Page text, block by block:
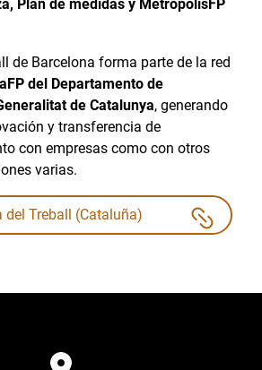
Plan de medidas y MetropolisFP
de Barcelona forma parte de la red
del Departamento de
de Catalunya, generando
y transferencia de
con empresas como con otros
varias.
del Treball (Cataluña)